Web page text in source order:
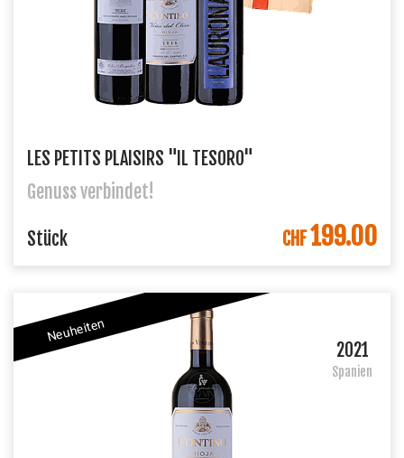
LES PETITS PLAISIRS "IL TESORO"
Genuss verbindet!
IN DEN WARENKORB
Stück CHF199.00
Neuheiten
2021
Spanien